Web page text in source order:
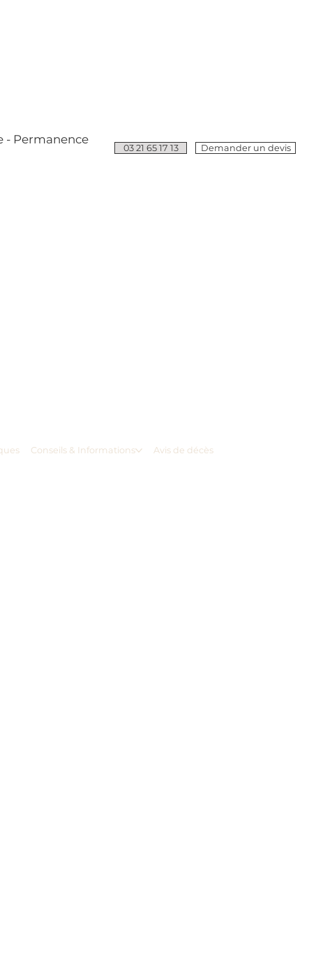
Conseils & Informations Avis de décès
- Permanence
03 21 65 17 13 Demander un devis